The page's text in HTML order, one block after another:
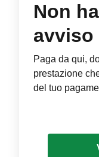
Non
avviso
Paga da qui,
prestazione
del tuo